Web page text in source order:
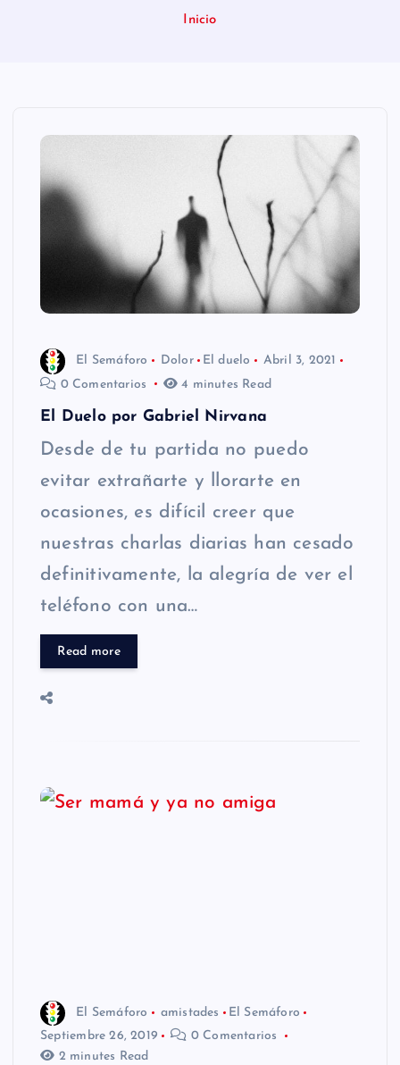
Inicio
El Semáforo Dolor El duelo
Abril 3, 2021
0 Comentarios
4 minutes Read
El Duelo por Gabriel Nirvana
Desde de tu partida no puedo
evitar extrañarte y llorarte en
ocasiones, es difícil creer que
nuestras charlas diarias han cesado
definitivamente, la alegría de ver el
teléfono con una…
Read more
El Semáforo amistades
El Semáforo
Septiembre 26, 2019
0 Comentarios
2 minutes Read